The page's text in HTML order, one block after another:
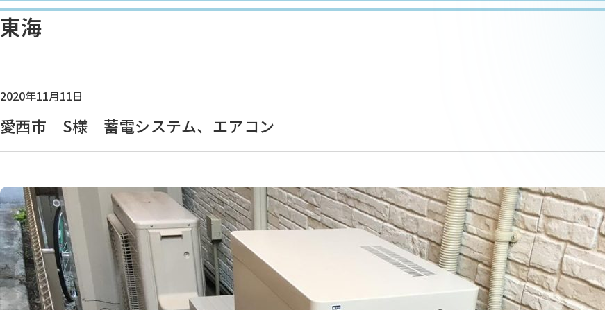
東海
2020年11月11日
愛西市 S様 蓄電システム、エアコン